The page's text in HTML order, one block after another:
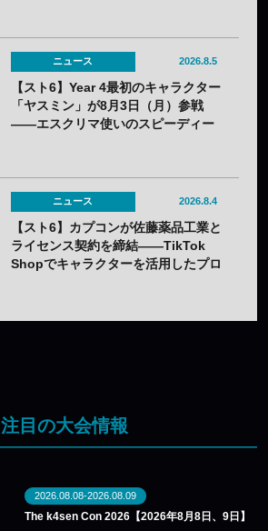
ニュース 2026.8.5
【スト6】Year 4最初のキャラクター
「ヤスミン」が8月3日（月）参戦
——エスクリマ使いのスピーディー
ニュース 2026.8.4
【スト6】カプコンが佐藤薬品工業と
ライセンス契約を締結——TikTok
Shopでキャラクターを活用したプロ
注目の大会情報
2026.08.08-2026.08.09
The k4sen Con 2026【2026年8月8日、9日】